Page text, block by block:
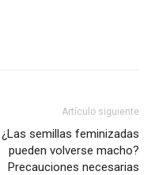
Artículo siguiente
¿Las semillas feminizadas
pueden volverse macho?
Precauciones necesarias